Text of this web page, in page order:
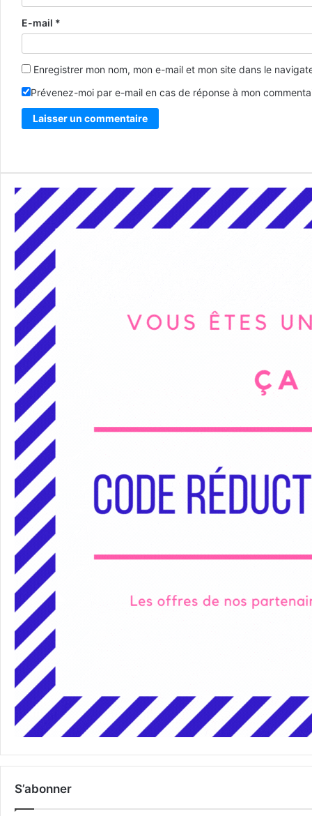
E-mail *
Enregistrer mon nom, mon e-mail et mon site dans le
Prévenez-moi par e-mail en cas de réponse à mon
S’abonner